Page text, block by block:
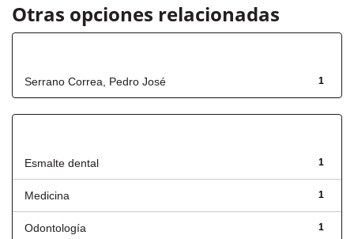
Otras opciones relacionadas
1
Serrano Correa, Pedro José
1
Esmalte dental
1
Medicina
1
Odontología